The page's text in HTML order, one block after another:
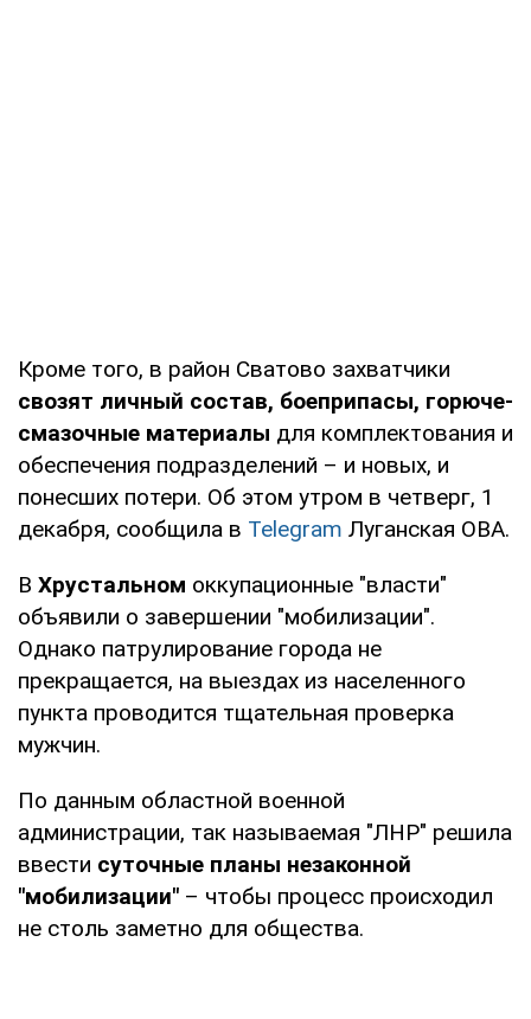
Кроме того, в район Сватово захватчики
свозят личный состав, боеприпасы, горюче-
смазочные материалы для комплектования и
обеспечения подразделений – и новых, и
понесших потери. Об этом утром в четверг, 1
декабря, сообщила в Telegram Луганская ОВА.
В Хрустальном оккупационные "власти"
объявили о завершении "мобилизации".
Однако патрулирование города не
прекращается, на выездах из населенного
пункта проводится тщательная проверка
мужчин.
По данным областной военной
администрации, так называемая "ЛНР" решила
ввести суточные планы незаконной
"мобилизации" – чтобы процесс происходил
не столь заметно для общества.